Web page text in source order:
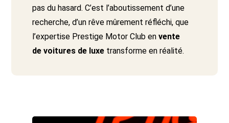
pas du hasard. C’est l’aboutissement d’une
recherche, d’un rêve mûrement réfléchi, que
l’expertise Prestige Motor Club en vente
de voitures de luxetransforme en réalité.